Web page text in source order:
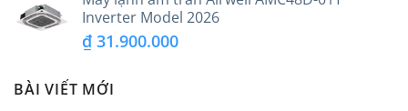
Inverter Model 2026
₫ 31.900.000
BÀI VIẾT MỚI